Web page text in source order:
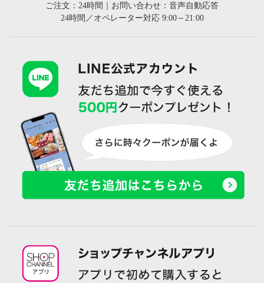
ご注文：24時間｜お問い合わせ：音声自動応答
24時間／オペレーター対応 9:00～21:00